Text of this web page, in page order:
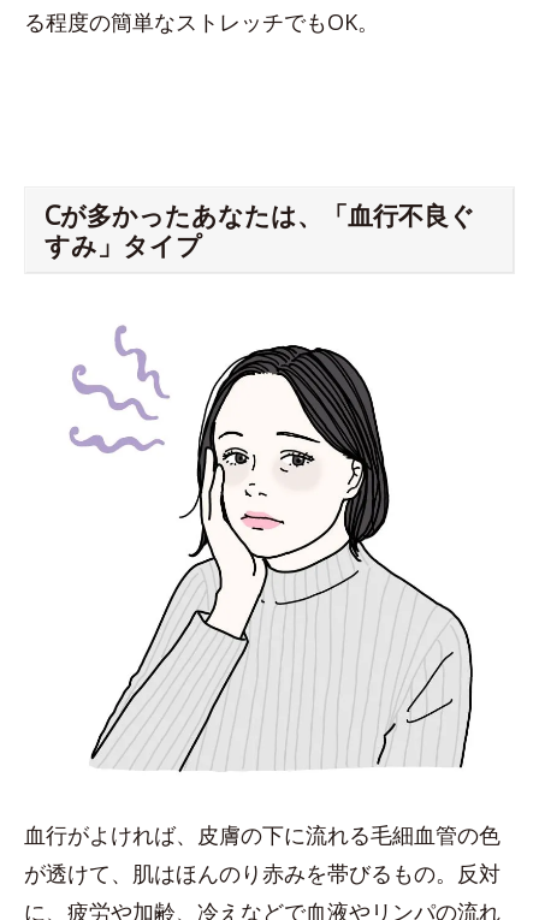
る程度の簡単なストレッチでもOK。
Cが多かったあなたは、「血行不良ぐ
すみ」タイプ
血行がよければ、皮膚の下に流れる毛細血管の色
が透けて、肌はほんのり赤みを帯びるもの。反対
に、疲労や加齢、冷えなどで血液やリンパの流れ